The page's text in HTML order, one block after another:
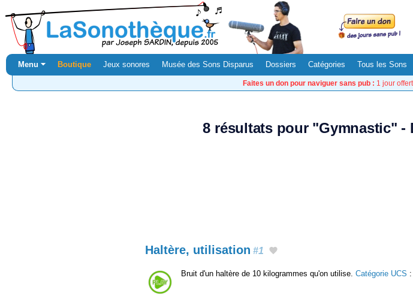
Menu ⏷ Boutique Jeux sonores Musée des Sons Disparus Dossiers Catégories Tous les Sons
Faites un don pour naviguer sans pub : 1 jour
8 résultats pour "Gymnastic" -
Haltère, utilisation #1
Bruit d'un haltère de 10 kilogrammes qu'on utilise. Catégorie UCS :